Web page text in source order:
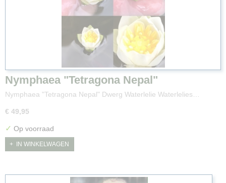
Nymphaea "Tetragona Nepal"
Nymphaea "Tetragona Nepal" Dwerg Waterlelie Waterlelies…
€ 49,95
✓ Op voorraad
IN WINKELWAGEN